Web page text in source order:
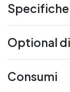
Optional
Consumi